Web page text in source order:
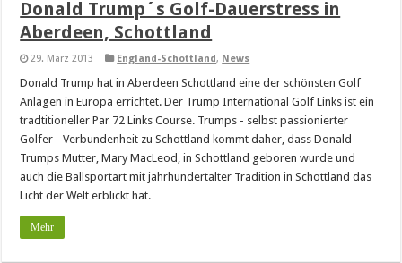
Donald Trump´s Golf-Dauerstress in
Aberdeen, Schottland
29. März 2013 England-Schottland, News
Donald Trump hat in Aberdeen Schottland eine der schönsten Golf
Anlagen in Europa errichtet. Der Trump International Golf Links ist ein
tradtitioneller Par 72 Links Course. Trumps - selbst passionierter
Golfer - Verbundenheit zu Schottland kommt daher, dass Donald
Trumps Mutter, Mary MacLeod, in Schottland geboren wurde und
auch die Ballsportart mit jahrhundertalter Tradition in Schottland das
Licht der Welt erblickt hat.
Mehr